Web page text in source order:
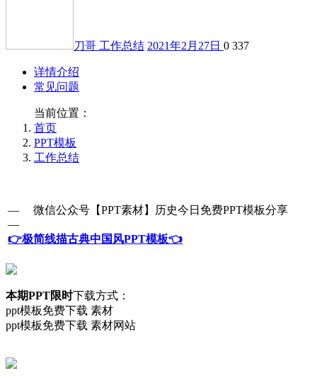
刀哥 工作总结 2021年2月27日 0 337
详情介绍
常见问题
当前位置：
首页
PPT模板
工作总结
— 微信公众号【PPT素材】历史今日免费PPT模板分享
—
👉极简线描古典中国风PPT模板👈
本期PPT限时下载方式：
ppt模板免费下载 素材
ppt模板免费下载 素材网站